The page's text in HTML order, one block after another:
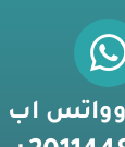
وواتس اب